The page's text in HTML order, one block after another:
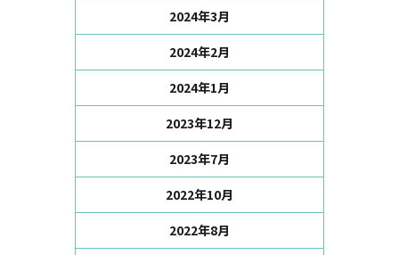
2024年3月
2024年2月
2024年1月
2023年12月
2023年7月
2022年10月
2022年8月